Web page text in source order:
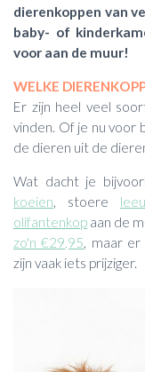
dierenkoppen van
baby- of
voor aan de muur!
WELKE
Er zijn heel veel
vinden. Of je nu voor
de dieren uit de
Wat dacht je
koeien, stoere
olifantenkop aan de
zo'n €29,95, maar er
zijn vaak iets prijziger.